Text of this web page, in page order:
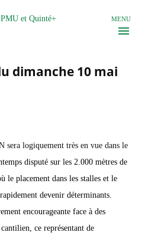
contenu principal MENU
dimanche 10 mai
logiquement très en vue dans le
disputé sur les 2.000 mètres de
le placement dans les stalles et le
devenir déterminants.
encourageante face à des
ce représentant de